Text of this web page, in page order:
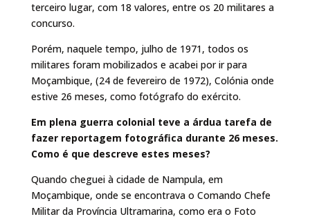
terceiro lugar, com 18 valores, entre os 20 militares a
concurso.
Porém, naquele tempo, julho de 1971, todos os
militares foram mobilizados e acabei por ir para
Moçambique, (24 de fevereiro de 1972), Colónia onde
estive 26 meses, como fotógrafo do exército.
Em plena guerra colonial teve a árdua tarefa de
fazer reportagem fotográfica durante 26 meses.
Como é que descreve estes meses?
Quando cheguei à cidade de Nampula, em
Moçambique, onde se encontrava o Comando Chefe
Militar da Província Ultramarina, como era o Foto